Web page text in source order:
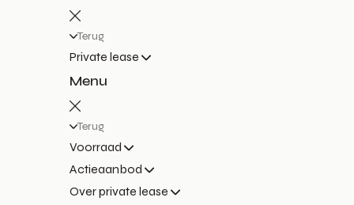
Terug
Private lease
Menu
Terug
Voorraad
Actieaanbod
Over private lease